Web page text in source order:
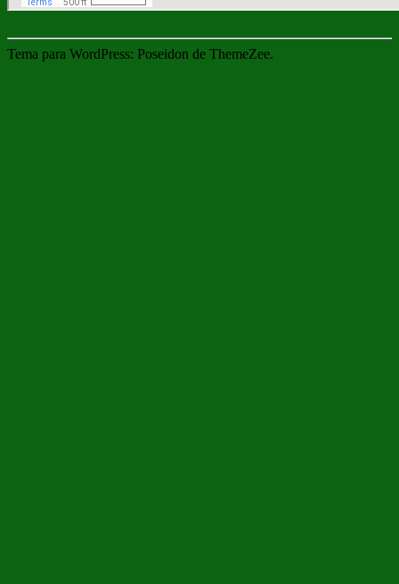
Tema para WordPress: Poseidon de ThemeZee.